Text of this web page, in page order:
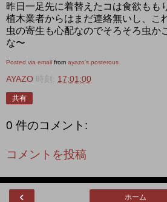
昨日一足先に着替えたコは食欲もも
植木業者からはまだ連絡無いし、こ
虫の寄生も心配なのでそろそろ虫か
な〜
Posted via email from ayazo's posterous
AYAZO 時刻: 17:01:00
共有
0 件のコメント:
コメントを投稿
‹ ホーム